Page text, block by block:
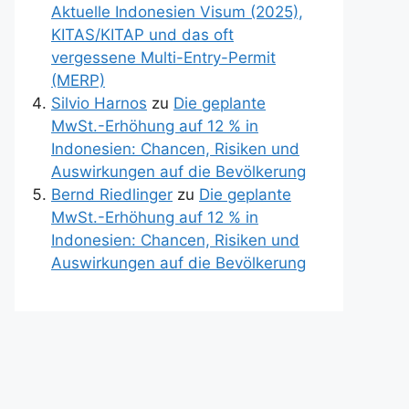
Aktuelle Indonesien Visum (2025),
KITAS/KITAP und das oft
vergessene Multi-Entry-Permit
(MERP)
Silvio Harnos zu Die geplante
MwSt.-Erhöhung auf 12 % in
Indonesien: Chancen, Risiken und
Auswirkungen auf die Bevölkerung
Bernd Riedlinger zu Die geplante
MwSt.-Erhöhung auf 12 % in
Indonesien: Chancen, Risiken und
Auswirkungen auf die Bevölkerung